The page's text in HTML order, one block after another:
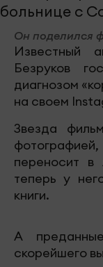
Он поделился
Известный
Безруков
диагнозом
на своем
Звезда
переносит
теперь у
книги.
А
скорейшего